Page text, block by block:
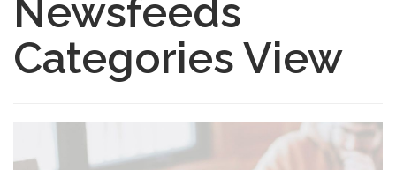
Newsfeeds
Categories View